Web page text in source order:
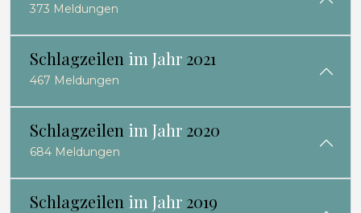
373 Meldungen
Schlagzeilen im Jahr 2021
467 Meldungen
Schlagzeilen im Jahr 2020
684 Meldungen
Schlagzeilen im Jahr 2019